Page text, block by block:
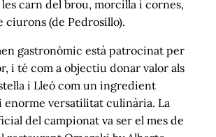
carn del brou, morcilla i cornes,
ciurons (de Pedrosillo).
gastronòmic està patrocinat per
i té com a objectiu donar valor als
i Lleó com un ingredient
i enorme versatilitat culinària. La
del campionat va ser el mes de